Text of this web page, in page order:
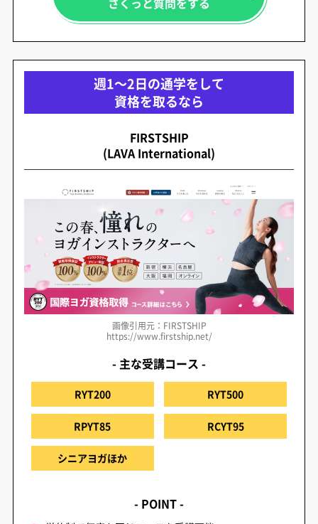
週1～2日の通学をして
資格を取るなら
FIRSTSHIP
(LAVA International)
画像引用元：FIRSTSHIP
https://www.firstship.net/
- 主な受講コース -
RYT200 RYT500
RPYT85 RCYT95
シニアヨガほか
- POINT -